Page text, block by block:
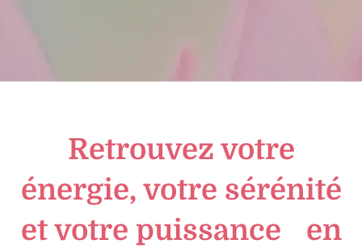
Retrouvez votre
énergie, votre sérénité
et votre puissance en